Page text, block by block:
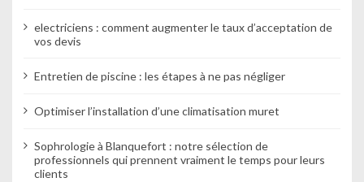
electriciens : comment augmenter le taux d’acceptation de
vos devis
Entretien de piscine : les étapes à ne pas négliger
Optimiser l’installation d’une climatisation muret
Sophrologie à Blanquefort : notre sélection de
professionnels qui prennent vraiment le temps pour leurs
clients